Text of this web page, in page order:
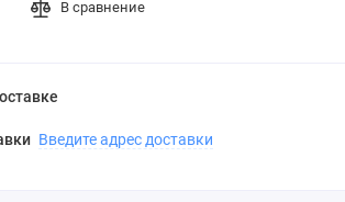
В сравнение
Введите адрес доставки